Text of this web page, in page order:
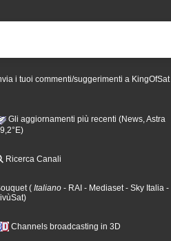
i tuoi commenti/suggerimenti a KingOfSat
Gli aggiornamenti più recenti (News, Astra
Ricerca Canali
( Italiano - RAI - Mediaset - Sky Italia -
)
Channels broadcasting in 3D